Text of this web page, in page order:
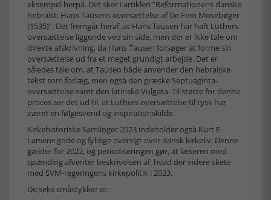
eksempel herpå. Det sker i artiklen ”Reformationens danske
hebraist: Hans Tausens oversættelse af De Fem Mosebøger
(1535)”. Det fremgår heraf, at Hans Tausen har haft Luthers
oversættelse liggende ved sin side, men der er ikke tale om
direkte afskrivning, da Hans Tausen forsøger at forme sin
oversættelse ud fra et meget grundigt arbejde. Det er
således tale om, at Tausen både anvender den hebraiske
tekst som forlæg, men også den græske Septuaginta-
oversættelse samt den latinske Vulgata. Til støtte for denne
proces ser det ud til, at Luthers oversættelse til tysk har
været en følgesvend og inspirationskilde.
Kirkehistoriske Samlinger 2023 indeholder også Kurt E.
Larsens gode og fyldige oversigt over dansk kirkeliv. Denne
gælder for 2022, og periodiseringen gør, at læseren med
spænding afventer beskrivelsen af, hvad der videre skete
med SVM-regeringens kirkepolitik i 2023.
De seks småstykker er: